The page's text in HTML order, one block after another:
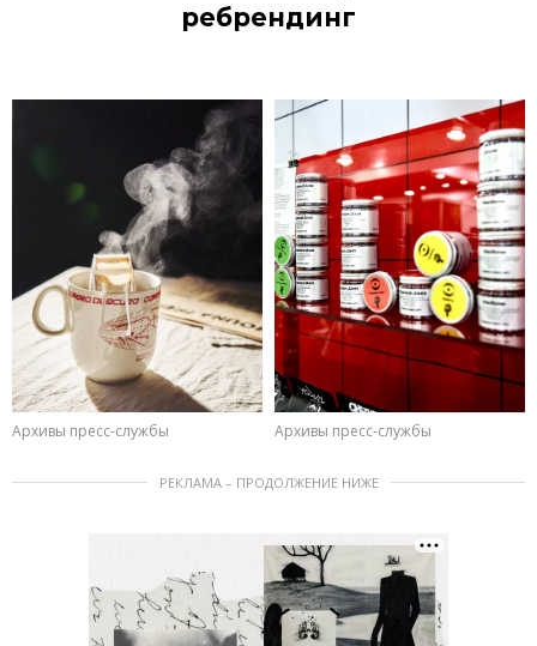
ребрендинг
Архивы пресс-службы Архивы пресс-службы
РЕКЛАМА – ПРОДОЛЖЕНИЕ НИЖЕ